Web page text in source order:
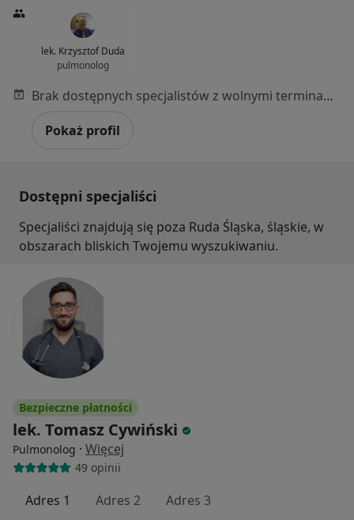
lek. Krzysztof Duda
pulmonolog
Brak dostępnych specjalistów z wolnymi terminami w tym centrum medycznym.
Pokaż profil
Dostępni specjaliści
Specjaliści znajdują się poza Ruda Śląska, śląskie, w
obszarach bliskich Twojemu wyszukiwaniu.
Bezpieczne płatności
lek. Tomasz Cywiński
Pulmonolog · Więcej
49 opinii
Adres 1 Adres 2 Adres 3